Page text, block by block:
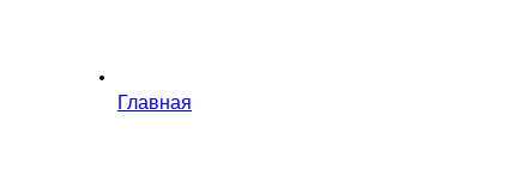
Главная